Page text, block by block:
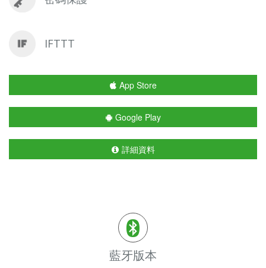
IFTTT
App Store
Google Play
詳細資料
藍牙版本